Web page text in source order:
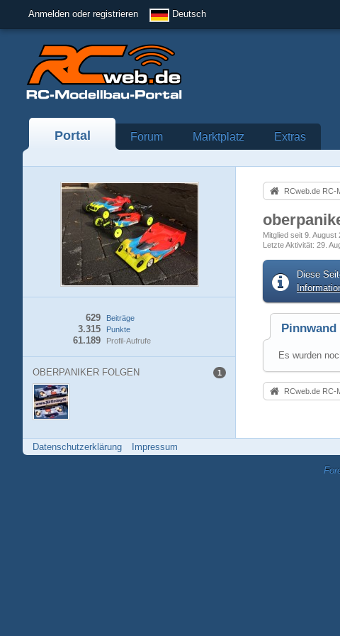
Anmelden oder registrieren Deutsch
Portal Forum Marktplatz Extras
Beiträge
629
Punkte
3.315
Profil-Aufrufe
61.189
OBERPANIKER FOLGEN 1
RCweb.de RC-
Mitglied seit 9. August
Letzte Aktivität 29.
Diese
Pinnwand
Es wurden
RCweb.de RC-
Datenschutzerklärung Impressum